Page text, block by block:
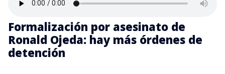
Formalización por asesinato de
Ronald Ojeda: hay más órdenes de
detención